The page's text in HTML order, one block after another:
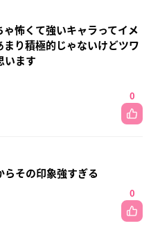
怖くて強いキャラってイメ
り積極的じゃないけどツワ
います
0
らその印象強すぎる
0